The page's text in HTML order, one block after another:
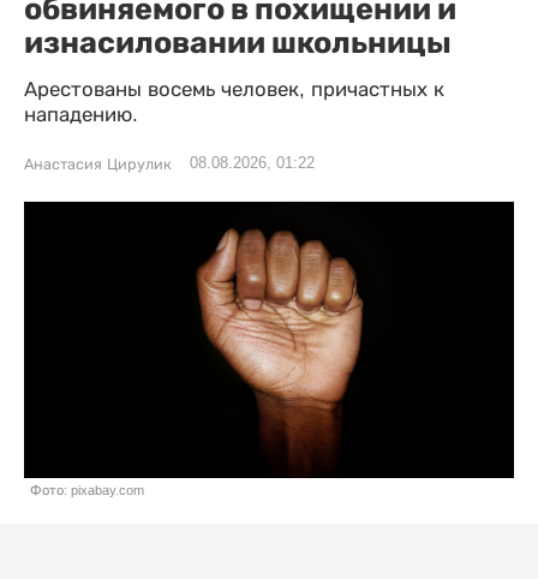
обвиняемого в похищении и
изнасиловании школьницы
Арестованы восемь человек, причастных к
нападению.
Анастасия Цирулик 08.08.2026, 01:22
Фото: pixabay.com